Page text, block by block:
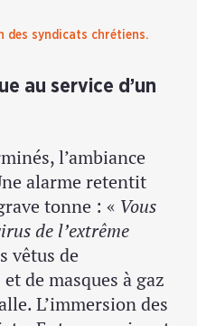
des syndicats chrétiens.
au service d’un
l’ambiance
alarme retentit
tonne : « Vous
de l’extrême
vêtus de
de masques à gaz
L’immersion des